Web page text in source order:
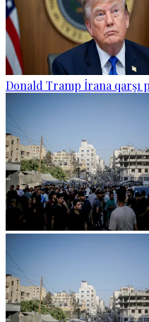
Donald Tramp İrana qarşı